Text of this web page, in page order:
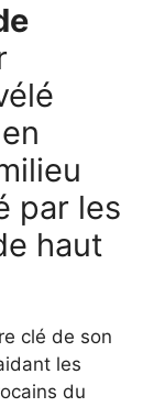
par les
haut
clé de son
les
du